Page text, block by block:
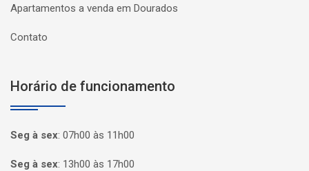
Apartamentos a venda em Dourados
Contato
Horário de funcionamento
Seg à sex: 07h00 às 11h00
Seg à sex: 13h00 às 17h00